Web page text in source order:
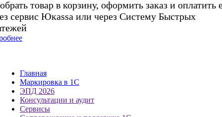
товар в корзину, оформить заказ и оплатить
сервис Юкаssа или через Систему Быстрых
Главная
Маркировка в 1С
ЭПД 2026
Консультации и аудит
Сервисы